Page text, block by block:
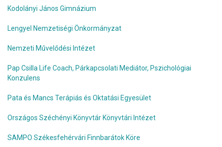
Kodolányi János Gimnázium
Lengyel Nemzetiségi Önkormányzat
Nemzeti Művelődési Intézet
Pap Csilla Life Coach, Párkapcsolati Mediátor, Pszichológiai
Konzulens
Pata és Mancs Terápiás és Oktatási Egyesület
Országos Széchényi Könyvtár Könyvtári Intézet
SAMPO Székesfehérvári Finnbarátok Köre